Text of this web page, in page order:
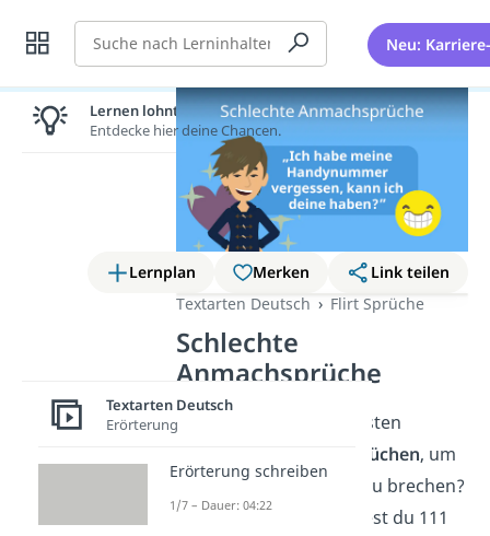
Suche Neu:
Lernplan Merken
Link teilen
Textarten Deutsch
Flirt Sprüche
Schlechte
Anmachsprüche
Du suchst nach den besten
schlechten Anmachsprüchen, um
das Eis zwischen euch zu brechen?
Hier und im
findest du 111
Lernen lohnt sich!
Entdecke hier deine Chancen.
Textarten Deutsch
Erörterung
Erörterung schreiben
1/7 – Dauer: 04:22